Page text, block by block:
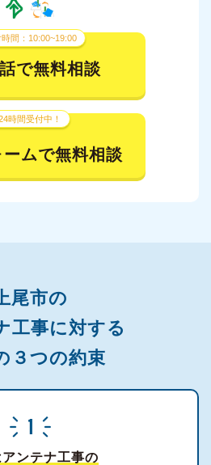
間：10:00~19:00
で無料相談
時間受付中！
ームで無料相談
尾市の
工事に対する
３つの約束
ンテナ工事の